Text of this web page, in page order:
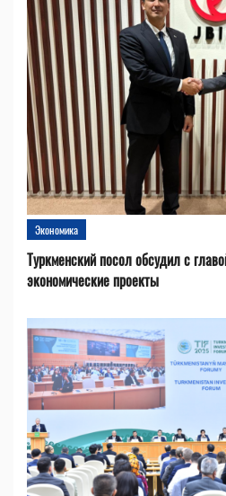
Экономика
Туркменский посол обсудил с
экономические проекты